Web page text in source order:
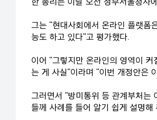
그는 "현대사회에서 온라인 플랫폼
능도 하고 있다"고 평가했다.
이어 "그렇지만 온라인의 영역이
는 게 사실"이라며 "이번 개정안은
그러면서 "방미통위 등 관계부처는
들께 사례를 들어 알기 쉽게 설명